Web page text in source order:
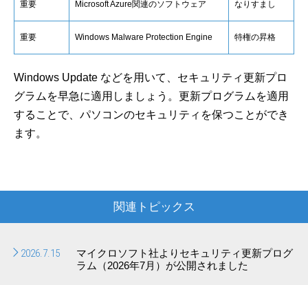
重要 Microsoft Azure関連のソフトウェア なりすまし
重要 Windows Malware Protection Engine 特権の昇格
Windows Update などを用いて、セキュリティ更新プロ
グラムを早急に適用しましょう。更新プログラムを適用
することで、パソコンのセキュリティを保つことができ
ます。
関連トピックス
2026.7.15
マイクロソフト社よりセキュリティ更新プログ
ラム（2026年7月）が公開されました